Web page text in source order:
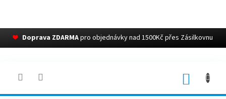
❤ Doprava ZDARMApro objednávky nad 1500Kč přes Zásilkovnu